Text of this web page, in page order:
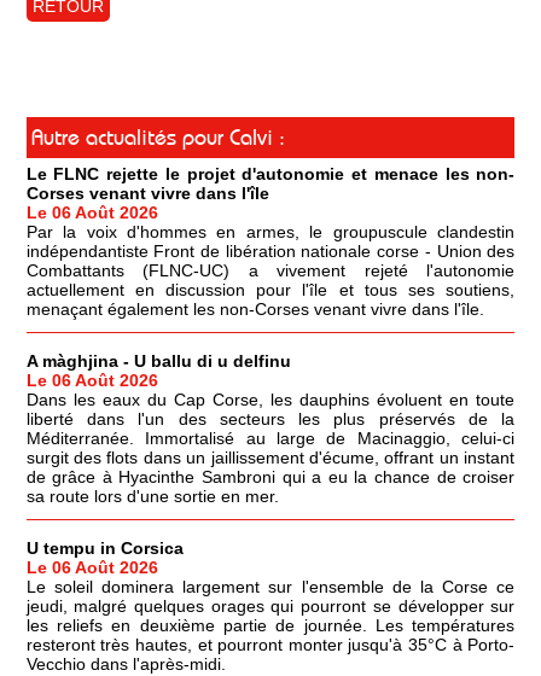
RETOUR
Autre actualités pour Calvi :
Le FLNC rejette le projet d'autonomie et menace les non-
Corses venant vivre dans l'île
Le 06 Août 2026
Par la voix d'hommes en armes, le groupuscule clandestin
indépendantiste Front de libération nationale corse - Union des
Combattants (FLNC-UC) a vivement rejeté l'autonomie
actuellement en discussion pour l'île et tous ses soutiens,
menaçant également les non-Corses venant vivre dans l'île.
A màghjina - U ballu di u delfinu
Le 06 Août 2026
Dans les eaux du Cap Corse, les dauphins évoluent en toute
liberté dans l'un des secteurs les plus préservés de la
Méditerranée. Immortalisé au large de Macinaggio, celui-ci
surgit des flots dans un jaillissement d'écume, offrant un instant
de grâce à Hyacinthe Sambroni qui a eu la chance de croiser
sa route lors d'une sortie en mer.
U tempu in Corsica
Le 06 Août 2026
Le soleil dominera largement sur l'ensemble de la Corse ce
jeudi, malgré quelques orages qui pourront se développer sur
les reliefs en deuxième partie de journée. Les températures
resteront très hautes, et pourront monter jusqu'à 35°C à Porto-
Vecchio dans l'après-midi.